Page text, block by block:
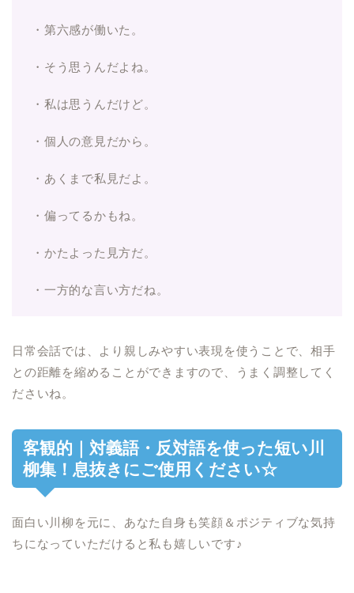
・第六感が働いた。
・そう思うんだよね。
・私は思うんだけど。
・個人の意見だから。
・あくまで私見だよ。
・偏ってるかもね。
・かたよった見方だ。
・一方的な言い方だね。
日常会話では、より親しみやすい表現を使うことで、相手
との距離を縮めることができますので、うまく調整してく
ださいね。
客観的｜対義語・反対語を使った短い川
柳集！息抜きにご使用ください☆
面白い川柳を元に、あなた自身も笑顔＆ポジティブな気持
ちになっていただけると私も嬉しいです♪